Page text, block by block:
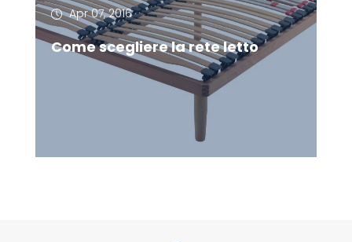
Apr 07, 2016
Come scegliere la rete letto